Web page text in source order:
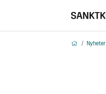
HemNyheter